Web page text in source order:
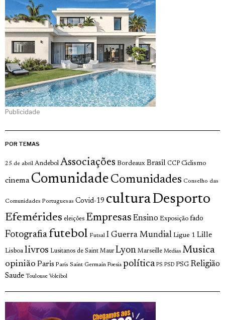
Publicidade
POR TEMAS
25 de abril Andebol Associações Bordeaux Brasil CCP Ciclismo
cinema Comunidade Comunidades Conselho das
Comunidades Portuguesas Covid-19 culturaDesporto
Efemérides eleições Empresas Ensino Exposição fado
Fotografia futebol Futsal I Guerra Mundial Ligue 1 Lille
Lisboa livros Lusitanos de Saint Maur Lyon Marseille Medias Musica
opinião Paris Paris Saint Germain Poesia política PS PSD PSG Religião
Saude Toulouse Voleibol